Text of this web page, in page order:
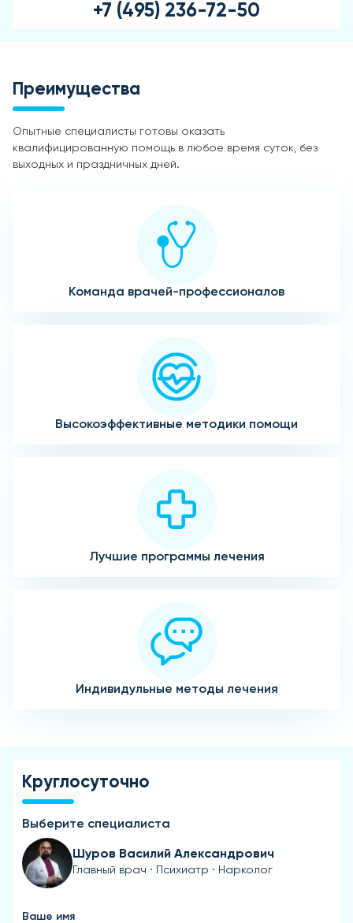
+7 (495) 236-72-50
Преимущества
Опытные специалисты готовы оказать
квалифицированную помощь в любое время суток, без
выходных и праздничных дней.
Команда врачей-профессионалов
Высокоэффективные методики помощи
Лучшие программы лечения
Индивидульные методы лечения
Круглосуточно
Выберите специалиста
Шуров Василий Александрович
Главный врач · Психиатр · Нарколог
Ваше имя